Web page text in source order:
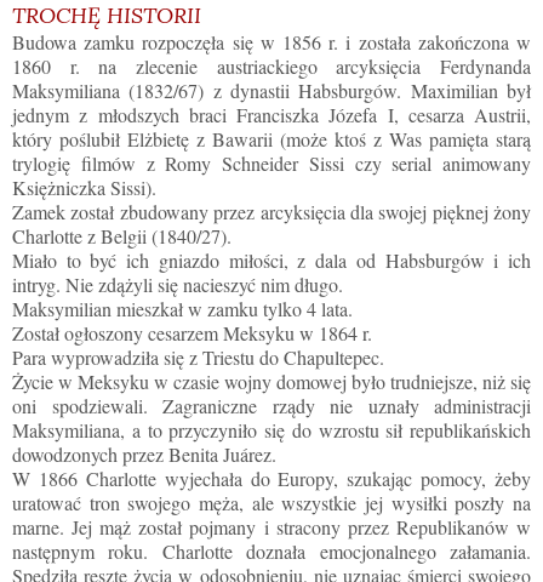
TROCHĘ HISTORII
Budowa zamku rozpoczęła się w 1856 r. i została zakończona w
1860 r. na zlecenie austriackiego arcyksięcia Ferdynanda
Maksymiliana (1832/67) z dynastii Habsburgów. Maximilian był
jednym z młodszych braci Franciszka Józefa I, cesarza Austrii,
który poślubił Elżbietę z Bawarii (może ktoś z Was pamięta starą
trylogię filmów z Romy Schneider Sissi czy serial animowany
Księżniczka Sissi).
Zamek został zbudowany przez arcyksięcia dla swojej pięknej żony
Charlotte z Belgii (1840/27).
Miało to być ich gniazdo miłości, z dala od Habsburgów i ich
intryg. Nie zdążyli się nacieszyć nim długo.
Maksymilian mieszkał w zamku tylko 4 lata.
Został ogłoszony cesarzem Meksyku w 1864 r.
Para wyprowadziła się z Triestu do Chapultepec.
Życie w Meksyku w czasie wojny domowej było trudniejsze, niż się
oni spodziewali. Zagraniczne rządy nie uznały administracji
Maksymiliana, a to przyczyniło się do wzrostu sił republikańskich
dowodzonych przez Benita Juárez.
W 1866 Charlotte wyjechała do Europy, szukając pomocy, żeby
uratować tron swojego męża, ale wszystkie jej wysiłki poszły na
marne. Jej mąż został pojmany i stracony przez Republikanów w
następnym roku. Charlotte doznała emocjonalnego załamania.
Spędziła resztę życia w odosobnieniu, nie uznając śmierci swojego